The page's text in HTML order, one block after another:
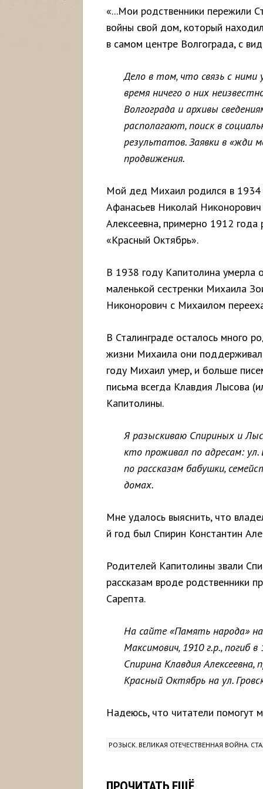
«...Мои родственники пережили
войны свой дом, который
в самом центре Волгограда, с
Дело в том, что связь с ними
время ничего о них
Волгограда и архивы
располагают, поиск в
результатов. Заявки в «жди
продвижения.
Мой дед Михаил родился в 1934
Афанасьев Николай
Алексеевна, примерно 1912
«Красный Октябрь».
В 1938 году Капитолина умерла
маленькой сестренки Михаила
Никонорович с Михаилом
В Сталинграде осталось много
жизни Михаила они
году Михаил умер, и больше
письма всегда Клавдия Лысова
Капитолины.
Я разыскиваю Спириных и
кто проживал по адресам:
по рассказам бабушки,
домах.
Мне удалось выяснить, что
й год был Спирин Константин
Родителей Капитолины звали
рассказам вроде родственники
Сарепта.
На сайте «Память народа»
Максимович, 1910 г.р., погиб
Спирина Клавдия Алексеевна,
Красный Октябрь на ул.
Надеюсь, что читатели помогут
РОЗЫСК. ВЕЛИКАЯ ОТЕЧЕСТВЕННАЯ ВОЙНА.